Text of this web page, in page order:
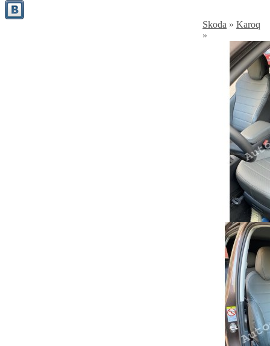
Skoda » Karoq
»